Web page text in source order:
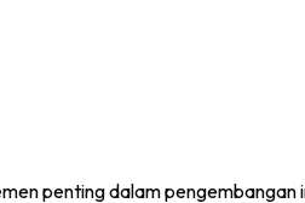
penting dalam